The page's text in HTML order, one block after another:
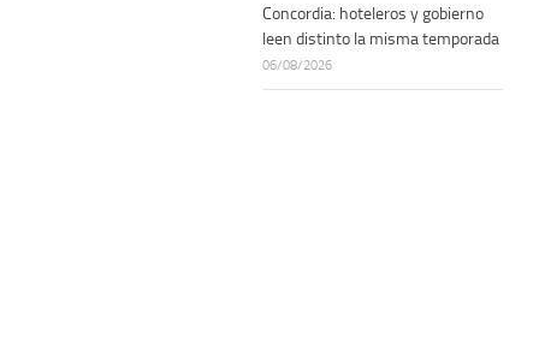
Concordia: hoteleros y gobierno
leen distinto la misma temporada
06/08/2026